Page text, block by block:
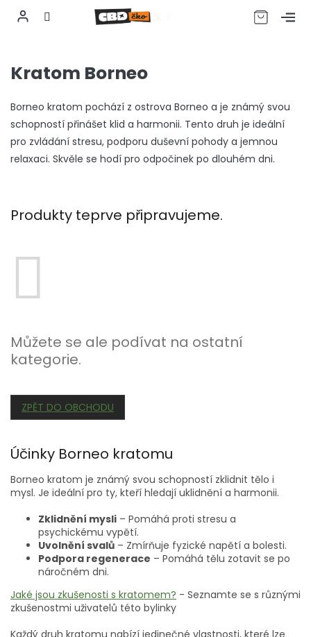
obsah
CZK
Kratom Borneo
Borneo kratom pochází z ostrova Borneo a je známý svou
schopností přinášet klid a harmonii. Tento druh je ideální
pro zvládání stresu, podporu duševní pohody a jemnou
relaxaci. Skvěle se hodí pro odpočinek po dlouhém dni.
Produkty teprve připravujeme.
Můžete se ale podívat na ostatní
kategorie.
ZPĚT DO OBCHODU
Účinky Borneo kratomu
Borneo kratom je známý svou schopností zklidnit tělo i
mysl. Je ideální pro ty, kteří hledají uklidnění a harmonii.
Zklidnění mysli – Pomáhá proti stresu a
psychickému vypětí.
Uvolnění svalů – Zmírňuje fyzické napětí a bolesti.
Podpora regenerace – Pomáhá tělu zotavit se po
náročném dni.
Jaké jsou zkušenosti s kratomem? - Seznamte se s různými
zkušenostmi uživatelů této bylinky
Každý druh kratomu nabízí jedinečné vlastnosti, které lze